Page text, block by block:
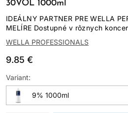
30VOL 1000ml
IDEÁLNY PARTNER PRE WELLA
MELÍRE Dostupné v rôznych
WELLA PROFESSIONALS
9.85 €
Variant:
9% 1000ml